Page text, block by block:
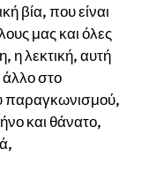
βία, που είναι
μας και όλες
η λεκτική, αυτή
άλλο στο
παραγκωνισμού,
και θάνατο,